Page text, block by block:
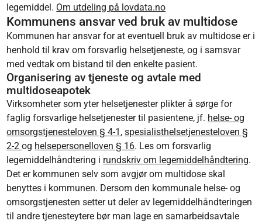
legemiddel. Om utdeling på lovdata.no
Kommunens ansvar ved bruk av multidose
Kommunen har ansvar for at eventuell bruk av multidose er i
henhold til krav om forsvarlig helsetjeneste, og i samsvar
med vedtak om bistand til den enkelte pasient.
Organisering av tjeneste og avtale med
multidoseapotek
Virksomheter som yter helsetjenester plikter å sørge for
faglig forsvarlige helsetjenester til pasientene, jf. helse- og
omsorgstjenesteloven § 4-1 ,spesialisthelsetjenesteloven §
2-2og helsepersonelloven § 16. Les om forsvarlig
legemiddelhåndtering i rundskriv om legemiddelhåndtering.
Det er kommunen selv som avgjør om multidose skal
benyttes i kommunen. Dersom den kommunale helse- og
omsorgstjenesten setter ut deler av legemiddelhåndteringen
til andre tjenesteytere bør man lage en samarbeidsavtale